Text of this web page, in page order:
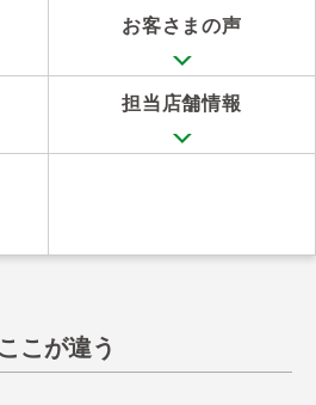
お客さまの声
担当店舗情報
こが違う